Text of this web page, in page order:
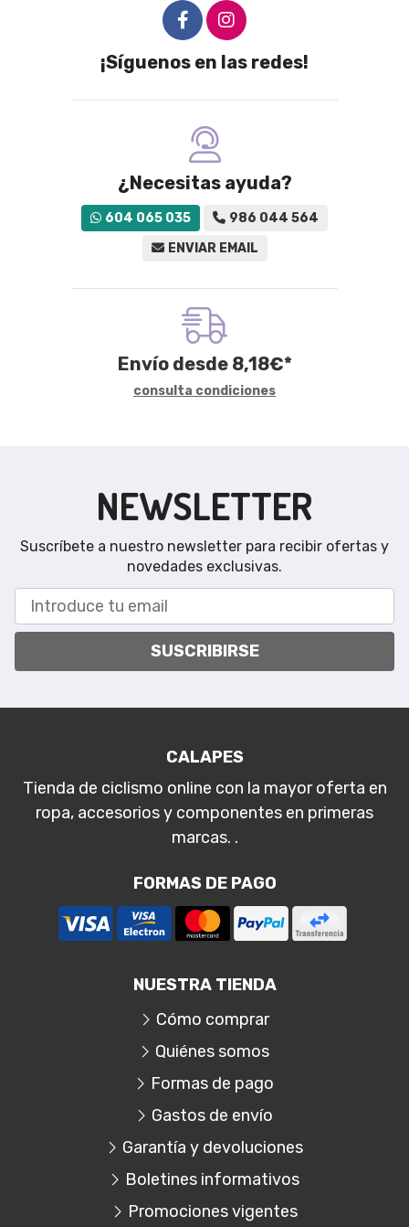
¡Síguenos en las redes!
¿Necesitas ayuda?
604 065 035
986 044 564
ENVIAR EMAIL
Envío desde 8,18€*
consulta condiciones
NEWSLETTER
Suscríbete a nuestro newsletter para recibir ofertas y
novedades exclusivas.
SUSCRIBIRSE
CALAPES
Tienda de ciclismo online con la mayor oferta en
ropa, accesorios y componentes en primeras
marcas. .
FORMAS DE PAGO
NUESTRA TIENDA
Cómo comprar
Quiénes somos
Formas de pago
Gastos de envío
Garantía y devoluciones
Boletines informativos
Promociones vigentes